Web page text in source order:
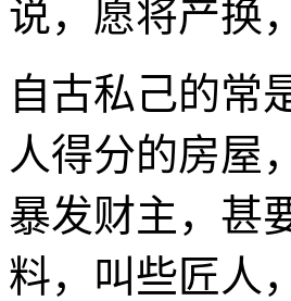
说，愿将产换
自古私己的常
人得分的房屋
暴发财主，甚
料，叫些匠人